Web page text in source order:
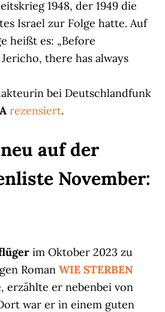
1948, der 1949 die
Israel zur Folge hatte. Auf
heißt es: „Before
there has always
bei Deutschlandfunk
rezensiert.
auf der
November:
im Oktober 2023 zu
RomanWIE STERBEN
erzählte er nebenbei von
war er in einem guten